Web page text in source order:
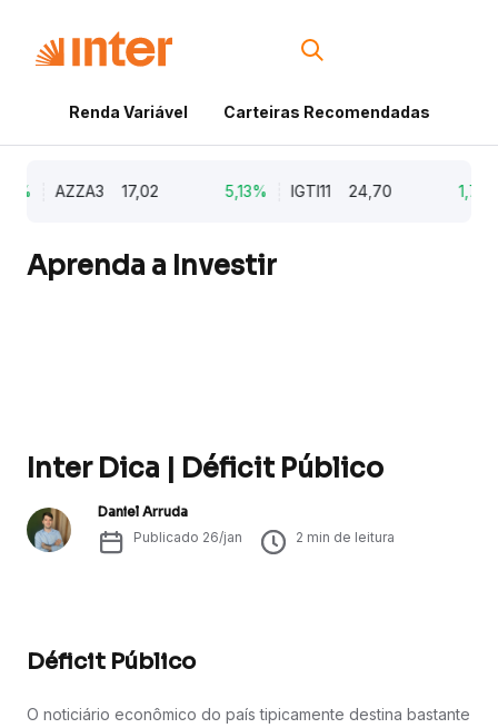
Renda Variável Carteiras Recomendadas
AZZA3 17,02 5,13% IGTI11 24,70 1,77%
Aprenda a Investir
Inter Dica | Déficit Público
Daniel Arruda
Publicado 26/jan 2 min de leitura
Déficit Público
O noticiário econômico do país tipicamente destina bastante